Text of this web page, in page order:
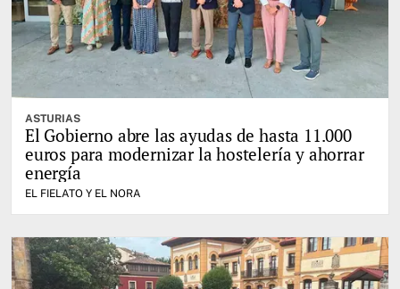
ASTURIAS
El Gobierno abre las ayudas de hasta 11.000
euros para modernizar la hostelería y ahorrar
energía
EL FIELATO Y EL NORA